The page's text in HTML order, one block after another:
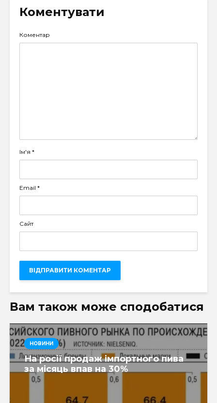
Коментувати
Коментар
Ім'я *
Email *
Сайт
Вам також може сподобатися
НОВИНИ
На росії продаж імпортного пива
за місяць впав на 30%